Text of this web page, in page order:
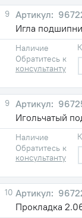
9
Игла
Наличие
Обратитесь к
консультанту
9
Игольчатый
Наличие
Обратитесь к
консультанту
10
Прокладка